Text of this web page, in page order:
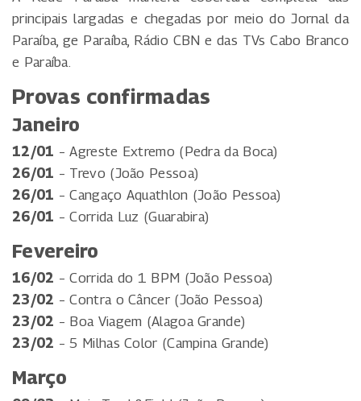
principais largadas e chegadas por meio do Jornal da
Paraíba, ge Paraíba, Rádio CBN e das TVs Cabo Branco
e Paraíba.
Provas confirmadas
Janeiro
12/01 – Agreste Extremo (Pedra da Boca)
26/01 – Trevo (João Pessoa)
26/01 – Cangaço Aquathlon (João Pessoa)
26/01 – Corrida Luz (Guarabira)
Fevereiro
16/02 – Corrida do 1 BPM (João Pessoa)
23/02 – Contra o Câncer (João Pessoa)
23/02 – Boa Viagem (Alagoa Grande)
23/02 – 5 Milhas Color (Campina Grande)
Março